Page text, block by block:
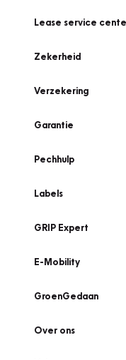
Lease service
Zekerheid
Verzekering
Garantie
Pechhulp
Labels
GRIP Expert
E-Mobility
GroenGedaan
Over ons